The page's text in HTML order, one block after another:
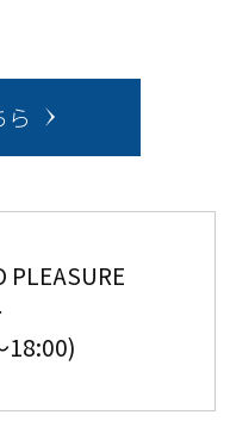
PLEASURE
18:00)